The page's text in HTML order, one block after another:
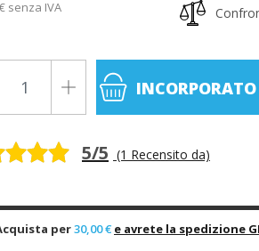
senza IVA
INCORPORATO
5/5 (1 Recensito da)
per30,00 € e avrete la spedizione